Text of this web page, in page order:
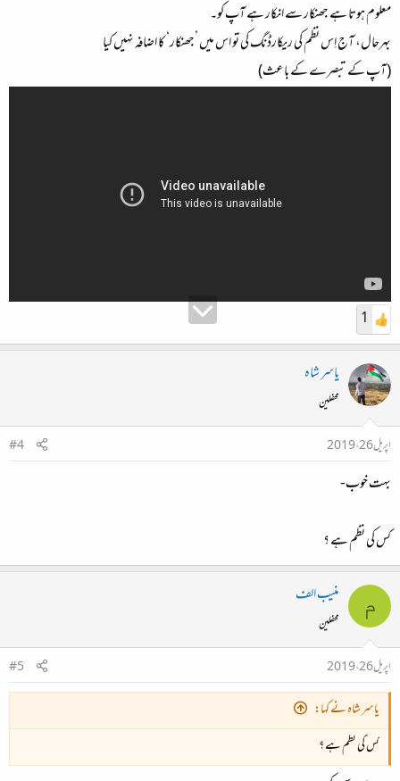
معلوم ہوتا ہے جھنکار سے انکار ہے آپ کو۔
بہرحال، آج اِس نظم کی ریکارڈنگ کی تو اس میں ’جھنکار‘ کا اضافہ نہیں کیا
(آپ کے تبصرے کے باعث)
1
یاسر شاہ
محفلین
اپریل 26، 2019
#4
بہت خوب-
کس کی نظم ہے ؟
م منیب الف
محفلین
اپریل 26، 2019
#5
یاسر شاہ نے کہا:
کس کی نظم ہے ؟